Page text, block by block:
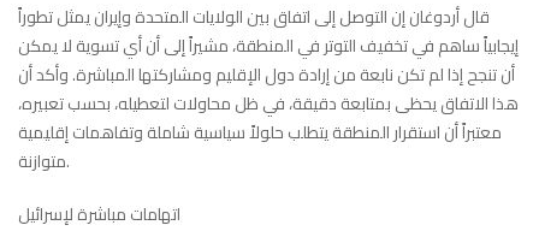
قال أردوغان إن التوصل إلى اتفاق بين الولايات المتحدة وإيران يمثل تطوراً
إيجابياً ساهم في تخفيف التوتر في المنطقة، مشيراً إلى أن أي تسوية لا يمكن
أن تنجح إذا لم تكن نابعة من إرادة دول الإقليم ومشاركتها المباشرة. وأكد أن
هذا الاتفاق يحظى بمتابعة دقيقة، في ظل محاولات لتعطيله، بحسب تعبيره،
معتبراً أن استقرار المنطقة يتطلب حلولاً سياسية شاملة وتفاهمات إقليمية
متوازنة.
اتهامات مباشرة لإسرائيل